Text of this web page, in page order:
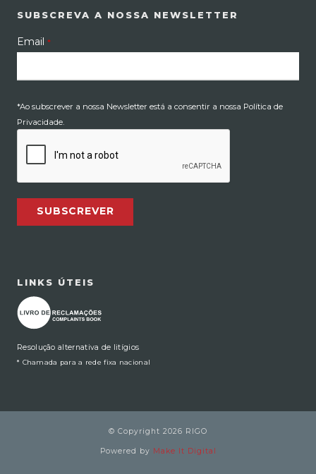
SUBSCREVA A NOSSA NEWSLETTER
Email *
*Ao subscrever a nossa Newsletter está a consentir a nossa Política de
Privacidade.
SUBSCREVER
LINKS ÚTEIS
Resolução alternativa de litígios
* Chamada para a rede fixa nacional
© Copyright 2026 RIGO
Powered by Make It Digital